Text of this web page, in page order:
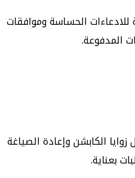
للادعاءات الحساسة وموافقات
المدفوعة.
الكابشن وإعادة الصياغة
بعناية.